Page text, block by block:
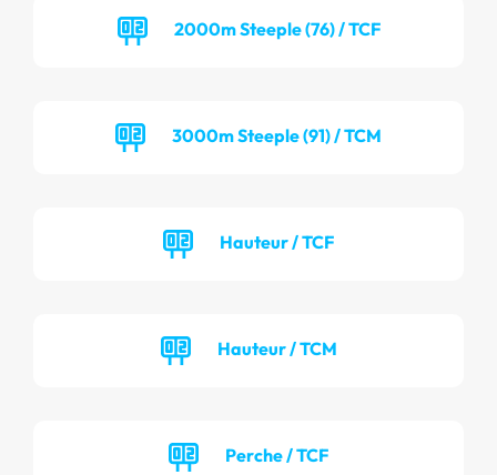
2000m Steeple (76) / TCF
3000m Steeple (91) / TCM
Hauteur / TCF
Hauteur / TCM
Perche / TCF